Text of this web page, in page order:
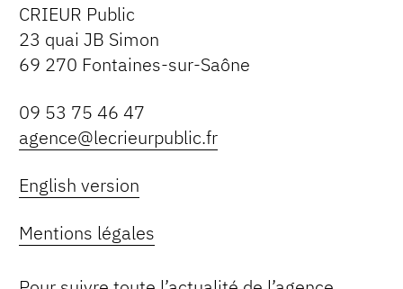
CRIEUR Public
23 quai JB Simon
69 270 Fontaines-sur-Saône
09 53 75 46 47
agence@lecrieurpublic.fr
English version
Mentions légales